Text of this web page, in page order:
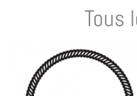
Tous